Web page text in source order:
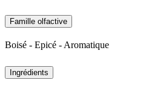
Famille olfactive
Boisé - Epicé - Aromatique
Ingrédients